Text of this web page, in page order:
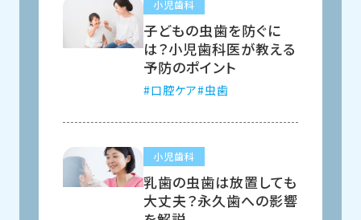
小児歯科
子どもの虫歯を防ぐに
は？小児歯科医が教える
予防のポイント
口腔ケア 虫歯
小児歯科
乳歯の虫歯は放置しても
大丈夫？永久歯への影響